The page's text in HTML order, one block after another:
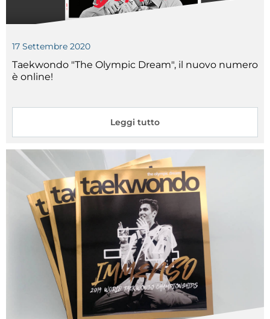
17 Settembre 2020
Taekwondo "The Olympic Dream", il nuovo numero
è online!
Leggi tutto